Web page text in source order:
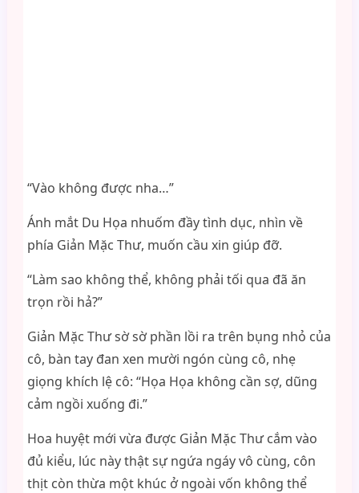
“Vào không được nha…”
Ánh mắt Du Họa nhuốm đầy tình dục, nhìn về
phía Giản Mặc Thư, muốn cầu xin giúp đỡ.
“Làm sao không thể, không phải tối qua đã ăn
trọn rồi hả?”
Giản Mặc Thư sờ sờ phần lồi ra trên bụng nhỏ của
cô, bàn tay đan xen mười ngón cùng cô, nhẹ
giọng khích lệ cô: “Họa Họa không cần sợ, dũng
cảm ngồi xuống đi.”
Hoa huyệt mới vừa được Giản Mặc Thư cắm vào
đủ kiểu, lúc này thật sự ngứa ngáy vô cùng, côn
thịt còn thừa một khúc ở ngoài vốn không thể